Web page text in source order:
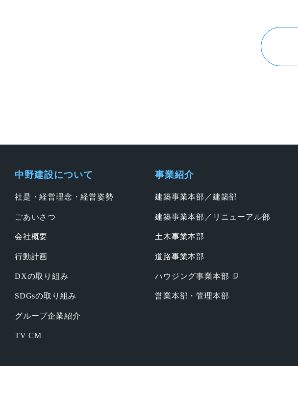
中野建設について
社是・経営理念・経営姿勢
ごあいさつ
会社概要
行動計画
DXの取り組み
SDGsの取り組み
グループ企業紹介
TV CM
事業紹介
建築事業本部／建築部
建築事業本部／リニューアル部
土木事業本部
道路事業本部
ハウジング事業本部
営業本部・管理本部